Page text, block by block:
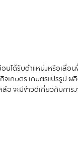
อนได้รับตำแหน่งหรือเลื่อ
จเกษตร เกษตรแปรรูป
อ จะมีข่าวดีเกี่ยวกับการ